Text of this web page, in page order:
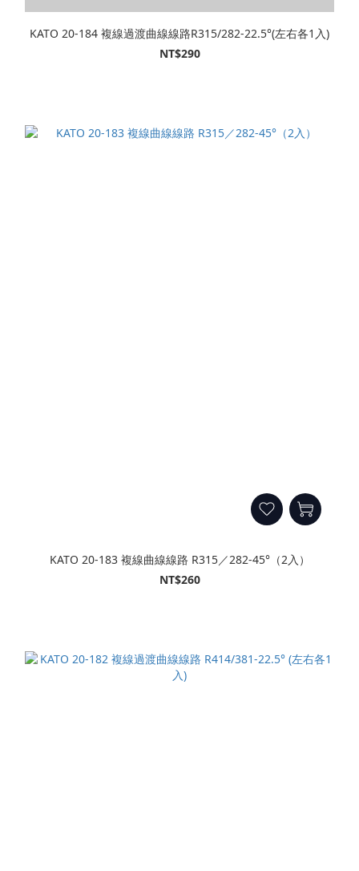
KATO 20-184 複線過渡曲線線路R315/282-22.5°(左右各1入)
NT$290
KATO 20-183 複線曲線線路 R315／282-45°（2入）
NT$260